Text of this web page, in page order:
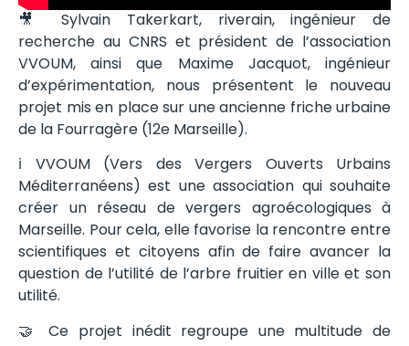
🎥 Sylvain Takerkart, riverain, ingénieur de
recherche au CNRS et président de l’association
VVOUM, ainsi que Maxime Jacquot, ingénieur
d’expérimentation, nous présentent le nouveau
projet mis en place sur une ancienne friche urbaine
de la Fourragère (12e Marseille).
ℹ️ VVOUM (Vers des Vergers Ouverts Urbains
Méditerranéens) est une association qui souhaite
créer un réseau de vergers agroécologiques à
Marseille. Pour cela, elle favorise la rencontre entre
scientifiques et citoyens afin de faire avancer la
question de l’utilité de l’arbre fruitier en ville et son
utilité.
🤝 Ce projet inédit regroupe une multitude de